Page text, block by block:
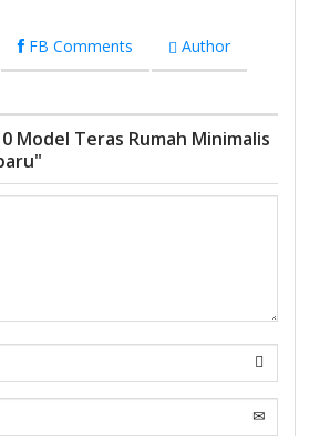
FB Comments Author
Model Teras Rumah Minimalis